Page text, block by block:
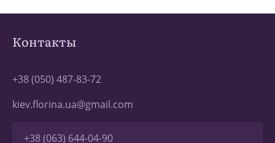
Контакты
+38 (050) 487-83-72
kiev.florina.ua@gmail.com
+38 (063) 644-04-90